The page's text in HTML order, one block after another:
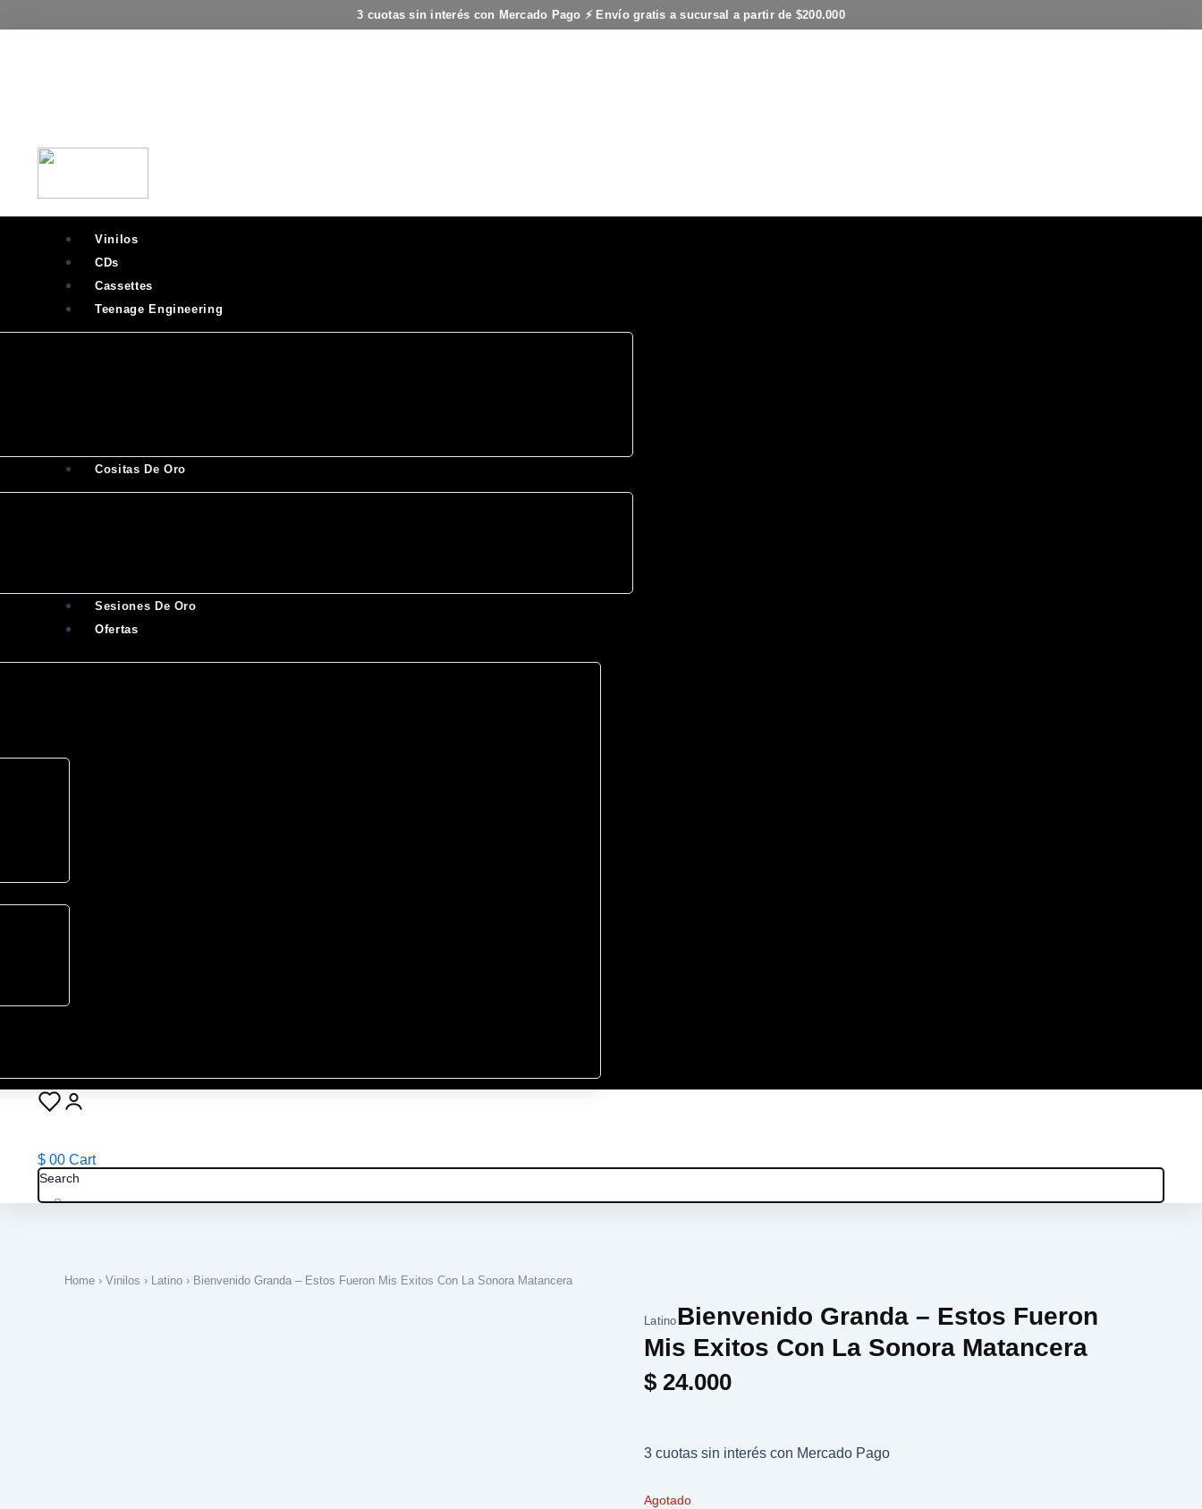
3 cuotas sin interés con Mercado Pago ⚡ Envío gratis a sucursal a partir de $200.000
al
Vinilos
CDs
Cassettes
Teenage Engineering
Cositas De Oro
Sesiones De Oro
Ofertas
$ 00 Cart
Search
Home › Vinilos › Latino › Bienvenido Granda – Estos Fueron Mis Exitos Con La Sonora Matancera
LatinoBienvenido Granda – Estos Fueron
Mis Exitos Con La Sonora Matancera
$ 24.000
3 cuotas sin interés con Mercado Pago
Agotado